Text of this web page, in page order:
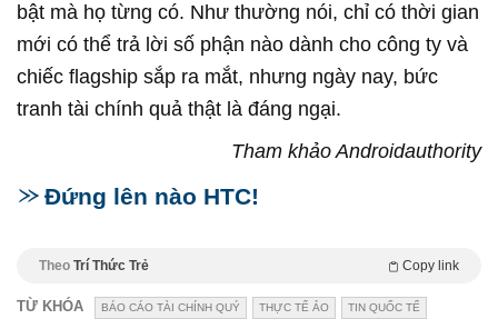
bật mà họ từng có. Như thường nói, chỉ có thời gian
mới có thể trả lời số phận nào dành cho công ty và
chiếc flagship sắp ra mắt, nhưng ngày nay, bức
tranh tài chính quả thật là đáng ngại.
Tham khảo Androidauthority
Đứng lên nào HTC!
Theo Trí Thức Trẻ Copy link
TỪ KHÓA BÁO CÁO TÀI CHÍNH QUÝ THỰC TẾ ẢO TIN QUỐC TẾ